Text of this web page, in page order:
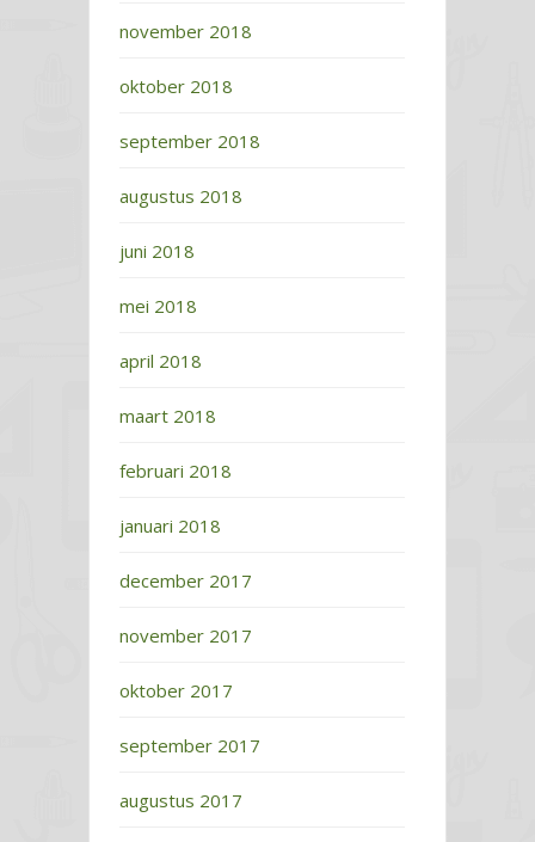
november 2018
oktober 2018
september 2018
augustus 2018
juni 2018
mei 2018
april 2018
maart 2018
februari 2018
januari 2018
december 2017
november 2017
oktober 2017
september 2017
augustus 2017